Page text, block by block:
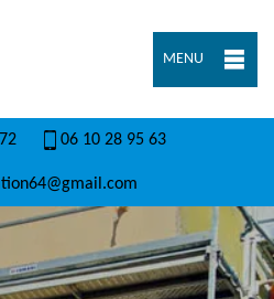
MENU
06 10 28 95 63